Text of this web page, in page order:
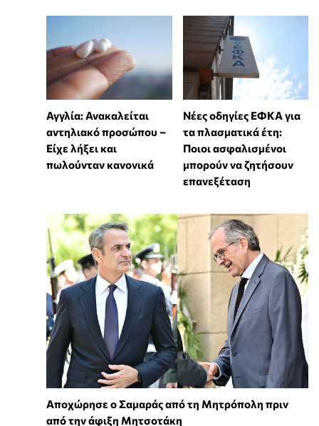
Αγγλία: Ανακαλείται
αντηλιακό προσώπου –
Είχε λήξει και
πωλούνταν κανονικά
Νέες οδηγίες ΕΦΚΑ για
τα πλασματικά έτη:
Ποιοι ασφαλισμένοι
μπορούν να ζητήσουν
επανεξέταση
Αποχώρησε ο Σαμαράς από τη Μητρόπολη πριν
από την άφιξη Μητσοτάκη